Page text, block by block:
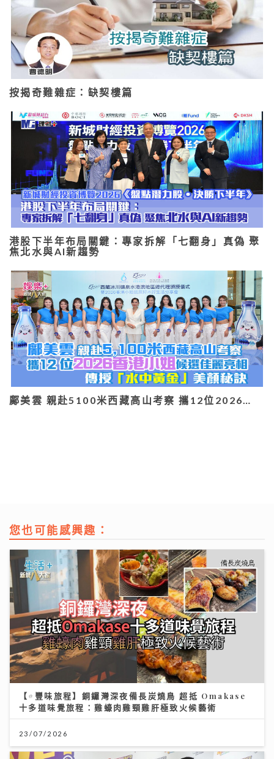
按揭奇難雜症：缺契樓篇
港股下半年布局關鍵：專家拆解「七翻身」真偽 聚
焦北水與AI新趨勢
鄺美雲 親赴5100米西藏高山考察 攜12位2026…
您也可能感興趣：
【#豐味旅程】銅鑼灣深夜備長炭燒鳥 超抵 Omakase
十多道味覺旅程：雞蠔肉雞頸雞肝極致火候藝術
23/07/2026